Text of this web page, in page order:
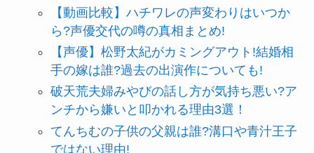
【動画比較】ハチワレの声変わりはいつか
ら?声優交代の噂の真相まとめ!
【声優】松野太紀がカミングアウト!結婚相
手の嫁は誰?過去の出演作についても!
破天荒夫婦みやびの話し方が気持ち悪い?ア
ンチから嫌いと叩かれる理由3選！
てんちむの子供の父親は誰?溝口や青汁王子
ではない理由!